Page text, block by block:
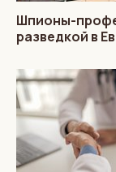
Шпионы-
разведкой в